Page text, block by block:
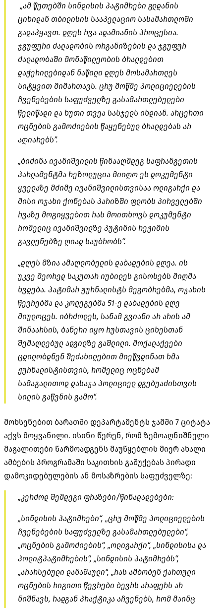
„ამ წუთებში სინდისის პატიმრები გლდანის
ციხიდან თბილისის სააპელაციო სასამართლოში
გადაჰყავთ. დღეს რვა ადამიანის პროცესია.
ჯგუფური ძალადობის ორგანიზების და ჯგუფურ
ძალადობაში მონაწილეობის ბრალდებით
დაჭერილებიდან ნაწილი დღეს მოსამართლეს
სიტყვით მიმართავს. ცრუ მოწმე პოლიციელების
ჩვენებების საფუძველზე გასამართლებულები
წელიწადი და ხუთი თვეა სასჯელს იხდიან. არცერთი
ოცნების გამოძიების წაყენებულ ბრალდებას არ
აღიარებს”.
„ბიძინა ივანიშვილის წინააღმდეგ საფრანგეთის
პარლამენტმა რეზოლუცია მიიღო ეს დოკუმენტი
ყველაზე მძიმე ივანიშვილისთვისაა ოლიგარქი და
მისი ოჯახი ქონებას პარიზში ფლობს პირველებში
რვაზე მოგიყვებით რას მოითხოვს დოკუმენტი
რომელიც ივანიშვილზე პუტინის რეჟიმის
გავლენებზე ღიად საუბრობს“.
„დღეს მზია ამაღლობელის დაბადების დღეა. ის
უკვე მეორედ საკუთარ იუბილეს გისოსებს მიღმა
ხვდება. პატიმარ ჟურნალისტს მეგობრებმა, ოჯახის
წევრებმა და კოლეგებმა 51-ე დაბადების დღე
მიულოცეს. იბრძოლეს, სანამ გვიანი არ არის ამ
შინაარსის, ბანერი იყო რუსთავის ციხესთან
შემაღლებულ ადგილზე გაშლილი. მოქალაქეები
ცდილობდნენ შეძახილებით მიეწვდინათ ხმა
ჟურნალისტისთვის, რომელიც ოცნებამ
სამაგალითოდ დასაჯა პოლიციელ დგებუაძისთვის
სილის გაწვნის გამო“.
მოხსენებით ბარათში დეპარტამენტს ჯამში 7 ციტატა
აქვს მოყვანილი. ისინი წერენ, რომ ზემოაღნიშნული
მაგალითები წარმოადგენს მაუწყებლის მიერ ახალი
ამბების პროგრამაში საკითხის გაშუქებას პირადი
დამოკიდებულების ან მოსაზრების საფუძველზე:
„კერძოდ შემდეგი ფრაზები/წინადადებები:
„სინდისის პატიმრები“, „ცრუ მოწმე პოლიციელების
ჩვენებების საფუძველზე გასამართლებულები“,
„ოცნების გამოძიების“, „ოლიგარქი“, „სინდისისა და
პოლიტპატიმრების“, „სინდისის პატიმრებს“,
„არარსებული დანაშაული“, „რას ამბობენ ქართული
ოცნების რიგითი წევრები ბევრს არაფერს არ
ნიშნავს, რადგან პრაქტიკა აჩვენებს, რომ მაინც